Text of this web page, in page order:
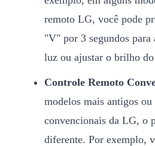
remoto LG, você pode
"V" por 3 segundos para
luz ou ajustar o brilho
Controle Remoto
modelos mais antigos
convencionais da LG, o
diferente. Por exemplo,